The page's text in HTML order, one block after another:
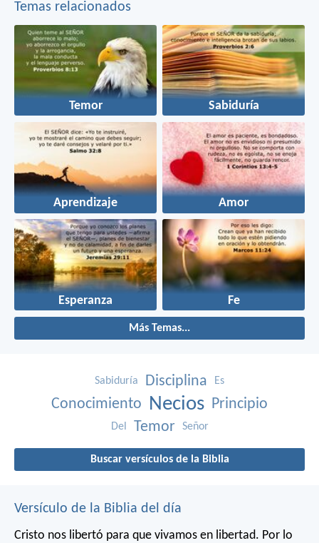
Temas relacionados
Temor Sabiduría
Aprendizaje Amor
Esperanza Fe
Más Temas...
Sabiduría Disciplina Es
Conocimiento Necios Principio
Del Temor Señor
Buscar versículos de la Biblia
Versículo de la Biblia del día
Cristo nos libertó para que vivamos en libertad. Por lo